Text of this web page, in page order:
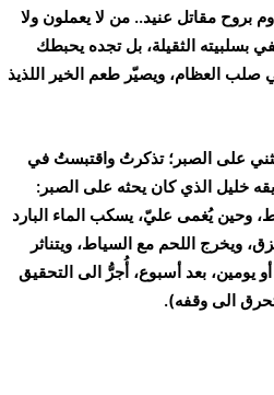
بروح مقاتل عنيد.. من لا يعملون ولا
بسلبيته الثقيلة، بل تجده يحبطك
العظام، ويصيّر طعم الخير اللذيذ
يحثني على الصبر؛ تذكرتُ واقتبستُ في
خليل الذي كان يحثه على الصبر:
وحين يُغمى عليّ، يسكب الماء البارد
ويخرج اللحم مع السياط، ويتناثر
يومين، بعد أسبوع، أُجرُّ الى التحقيق
الى وقفه).